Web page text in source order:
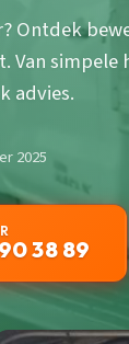
Ontdek
Van
advies.
2025
38 89